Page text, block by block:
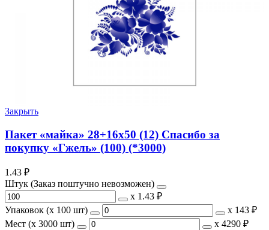
Закрыть
Пакет «майка» 28+16х50 (12) Спасибо за
покупку «Гжель» (100) (*3000)
1.43 ₽
Штук (Заказ поштучно невозможен)
х 1.43 ₽
Упаковок (x 100 шт)
х 143 ₽
Мест (x 3000 шт)
х 4290 ₽